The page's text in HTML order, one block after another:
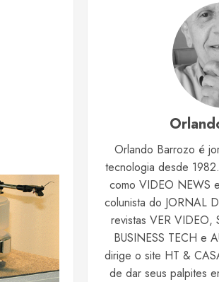
Orlando Barrozo é
tecnologia desde
como VIDEO NEWS
colunista do JORNAL
revistas VER VIDEO,
BUSINESS TECH e
dirige o site HT &
de dar seus palpites